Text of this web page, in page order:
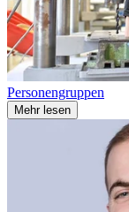
Personengruppen
Mehr lesen